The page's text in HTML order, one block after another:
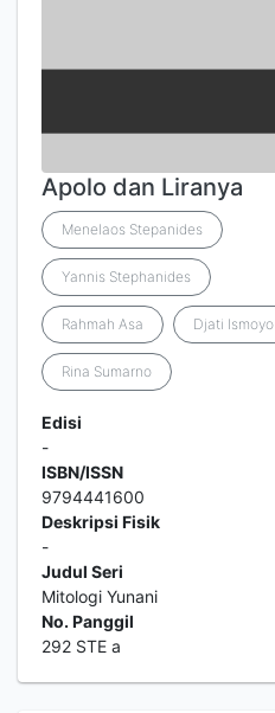
Apolo dan Liranya
Menelaos Stepanides
Yannis Stephanides
Rahmah Asa Djati Ismoyo
Rina Sumarno
Edisi
-
ISBN/ISSN
9794441600
Deskripsi Fisik
-
Judul Seri
Mitologi Yunani
No. Panggil
292 STE a